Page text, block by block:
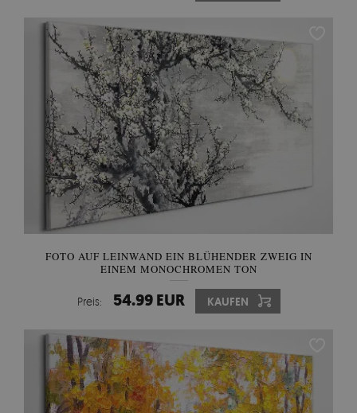
FOTO AUF LEINWAND EIN BLÜHENDER ZWEIG IN
EINEM MONOCHROMEN TON
Preis: 54.99 EUR KAUFEN